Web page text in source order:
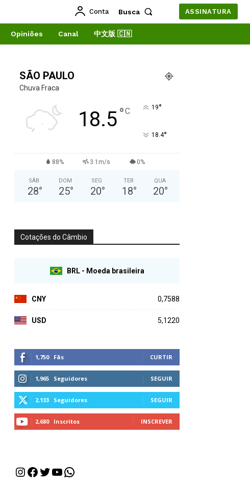
Conta Busca ASSINATURA
Opiniões Canal 中文版 🇨🇳
SÃO PAULO
Chuva Fraca
18.5°C 19°
18.4°
88% 3.1m/s 0%
SÁB
28°
DOM
25°
SEG
20°
TER
18°
QUA
20°
Cotações do Câmbio
BRL - Moeda brasileira
CNY 0,7588
USD 5,1220
1,750 Fãs CURTIR
1,965 Seguidores SEGUIR
2,133 Seguidores SEGUIR
2,680 Inscritos INSCREVER
Instagram
Facebook
Twitter
Youtube
WhatsApp